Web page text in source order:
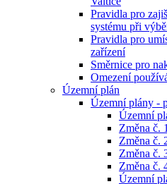
Pravidla pro
systému při
Pravidla pro
zařízení
Směrnice pro
Omezení
Územní plán
Územní plány -
Územní
Změna č.
Změna č.
Změna č.
Změna č.
Územní